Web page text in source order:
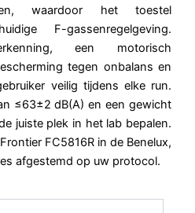
waardoor het toestel
F-gassenregelgeving.
een motorisch
tegen onbalans en
veilig tijdens elke run.
≤63±2 dB(A) en een gewicht
juiste plek in het lab bepalen.
FC5816R in de Benelux,
afgestemd op uw protocol.